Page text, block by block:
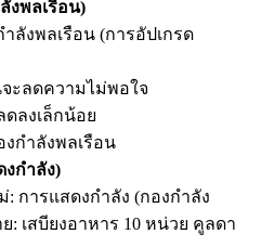
งพลเรือน)
ลังพลเรือน (การอัปเกรด
ะลดความไม่พอใจ
ลงเล็กน้อย
งกำลังพลเรือน
งกำลัง)
การแสดงกำลัง (กองกำลัง
: เสบียงอาหาร 10 หน่วย คูลดา